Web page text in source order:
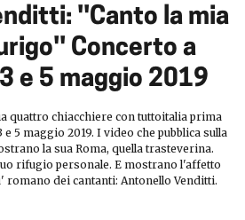
''Canto la mia
Concerto a
e 5 maggio 2019
quattro chiacchiere con tuttoitalia prima
5 maggio 2019. I video che pubblica sulla
la sua Roma, quella trasteverina.
rifugio personale. E mostrano l'affetto
romano dei cantanti: Antonello Venditti.